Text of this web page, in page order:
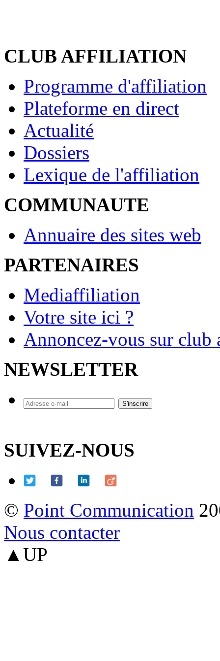
CLUB AFFILIATION
Programme d'affiliation
Plateforme en direct
Actualité
Dossiers
Lexique de l'affiliation
COMMUNAUTE
Annuaire des sites web
PARTENAIRES
Mediaffiliation
Votre site ici ?
Annoncez-vous sur
NEWSLETTER
SUIVEZ-NOUS
© Point Communication
Nous contacter
▲UP